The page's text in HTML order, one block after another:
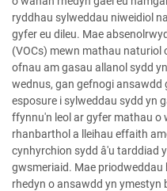
ryddhau sylweddau niweidiol
gyfer eu dileu. Mae
(VOCs) mewn mathau naturiol
ofnau am gasau allanol sydd
wednus, gan gefnogi ansawdd
esposure i sylweddau sydd yn
ffynnu'n leol ar gyfer mathau o
rhanbarthol a lleihau effaith
cynhyrchion sydd â'u tarddiad
gwsmeriaid. Mae
rhedyn o ansawdd yn